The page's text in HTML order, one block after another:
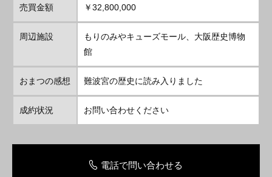
売買金額 ￥32,800,000
周辺施設
もりのみやキューズモール、大阪歴史博物
館
おまつの感想 難波宮の歴史に読み入りました
成約状況 お問い合わせください
電話で問い合わせる